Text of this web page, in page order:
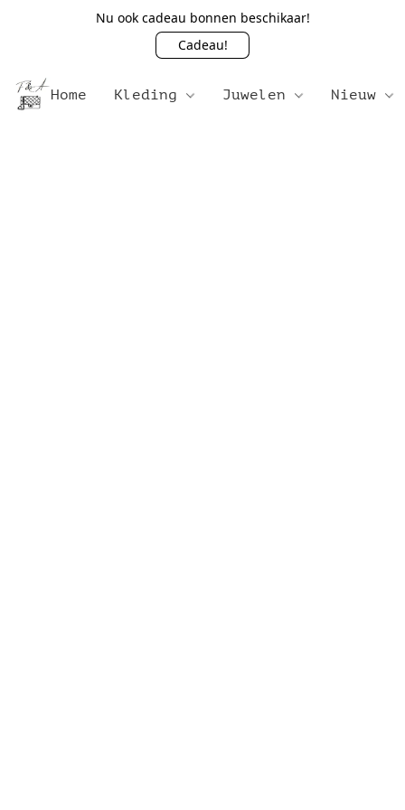
Nu ook cadeau bonnen beschikaar!
Cadeau!
Home Kleding Juwelen Nieuw